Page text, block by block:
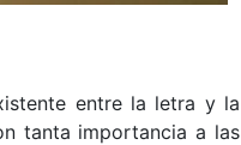
entre la letra y la
tanta importancia a las